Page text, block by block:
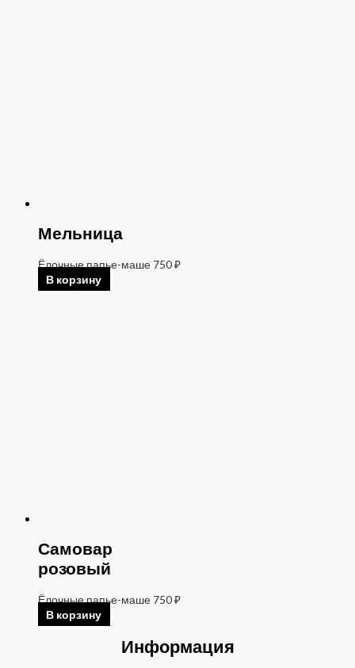
Мельница
Ёлочные папье-маше 750₽
В корзину
Самовар
розовый
Ёлочные папье-маше 750₽
В корзину
Информация